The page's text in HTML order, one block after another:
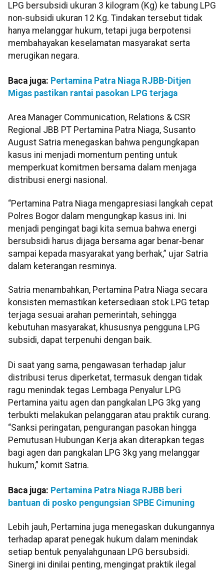
LPG bersubsidi ukuran 3 kilogram (Kg) ke tabung LPG
non-subsidi ukuran 12 Kg. Tindakan tersebut tidak
hanya melanggar hukum, tetapi juga berpotensi
membahayakan keselamatan masyarakat serta
merugikan negara.
Baca juga: Pertamina Patra Niaga RJBB-Ditjen
Migas pastikan rantai pasokan LPG terjaga
Area Manager Communication, Relations & CSR
Regional JBB PT Pertamina Patra Niaga, Susanto
August Satria menegaskan bahwa pengungkapan
kasus ini menjadi momentum penting untuk
memperkuat komitmen bersama dalam menjaga
distribusi energi nasional.
“Pertamina Patra Niaga mengapresiasi langkah cepat
Polres Bogor dalam mengungkap kasus ini. Ini
menjadi pengingat bagi kita semua bahwa energi
bersubsidi harus dijaga bersama agar benar-benar
sampai kepada masyarakat yang berhak,” ujar Satria
dalam keterangan resminya.
Satria menambahkan, Pertamina Patra Niaga secara
konsisten memastikan ketersediaan stok LPG tetap
terjaga sesuai arahan pemerintah, sehingga
kebutuhan masyarakat, khususnya pengguna LPG
subsidi, dapat terpenuhi dengan baik.
Di saat yang sama, pengawasan terhadap jalur
distribusi terus diperketat, termasuk dengan tidak
ragu menindak tegas Lembaga Penyalur LPG
Pertamina yaitu agen dan pangkalan LPG 3kg yang
terbukti melakukan pelanggaran atau praktik curang.
“Sanksi peringatan, pengurangan pasokan hingga
Pemutusan Hubungan Kerja akan diterapkan tegas
bagi agen dan pangkalan LPG 3kg yang melanggar
hukum,” komit Satria.
Baca juga: Pertamina Patra Niaga RJBB beri
bantuan di posko pengungsian SPBE Cimuning
Lebih jauh, Pertamina juga menegaskan dukungannya
terhadap aparat penegak hukum dalam menindak
setiap bentuk penyalahgunaan LPG bersubsidi.
Sinergi ini dinilai penting, mengingat praktik ilegal